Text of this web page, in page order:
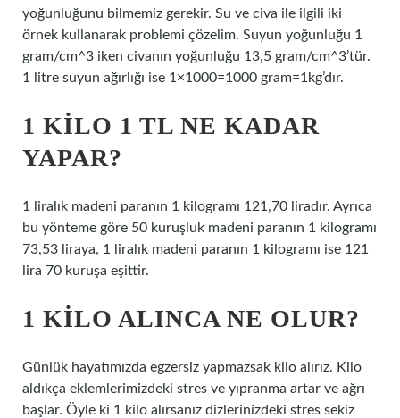
yoğunluğunu bilmemiz gerekir. Su ve civa ile ilgili iki
örnek kullanarak problemi çözelim. Suyun yoğunluğu 1
gram/cm^3 iken civanın yoğunluğu 13,5 gram/cm^3’tür.
1 litre suyun ağırlığı ise 1×1000=1000 gram=1kg’dır.
1 KILO 1 TL NE KADAR
YAPAR?
1 liralık madeni paranın 1 kilogramı 121,70 liradır. Ayrıca
bu yönteme göre 50 kuruşluk madeni paranın 1 kilogramı
73,53 liraya, 1 liralık madeni paranın 1 kilogramı ise 121
lira 70 kuruşa eşittir.
1 KILO ALINCA NE OLUR?
Günlük hayatımızda egzersiz yapmazsak kilo alırız. Kilo
aldıkça eklemlerimizdeki stres ve yıpranma artar ve ağrı
başlar. Öyle ki 1 kilo alırsanız dizlerinizdeki stres sekiz